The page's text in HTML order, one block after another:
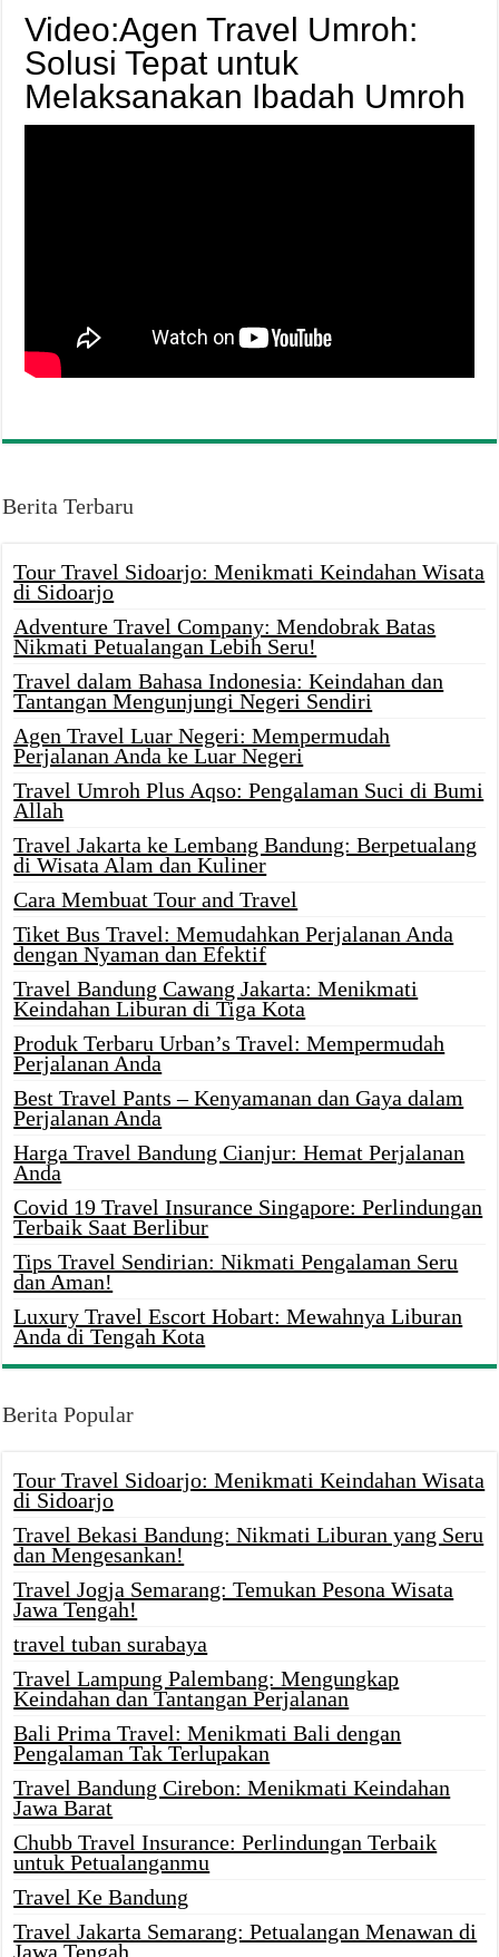
Video:Agen Travel Umroh:
Solusi Tepat untuk
Melaksanakan Ibadah Umroh
Berita Terbaru
Tour Travel Sidoarjo: Menikmati Keindahan Wisata
di Sidoarjo
Adventure Travel Company: Mendobrak Batas
Nikmati Petualangan Lebih Seru!
Travel dalam Bahasa Indonesia: Keindahan dan
Tantangan Mengunjungi Negeri Sendiri
Agen Travel Luar Negeri: Mempermudah
Perjalanan Anda ke Luar Negeri
Travel Umroh Plus Aqso: Pengalaman Suci di Bumi
Allah
Travel Jakarta ke Lembang Bandung: Berpetualang
di Wisata Alam dan Kuliner
Cara Membuat Tour and Travel
Tiket Bus Travel: Memudahkan Perjalanan Anda
dengan Nyaman dan Efektif
Travel Bandung Cawang Jakarta: Menikmati
Keindahan Liburan di Tiga Kota
Produk Terbaru Urban’s Travel: Mempermudah
Perjalanan Anda
Best Travel Pants – Kenyamanan dan Gaya dalam
Perjalanan Anda
Harga Travel Bandung Cianjur: Hemat Perjalanan
Anda
Covid 19 Travel Insurance Singapore: Perlindungan
Terbaik Saat Berlibur
Tips Travel Sendirian: Nikmati Pengalaman Seru
dan Aman!
Luxury Travel Escort Hobart: Mewahnya Liburan
Anda di Tengah Kota
Berita Popular
Tour Travel Sidoarjo: Menikmati Keindahan Wisata
di Sidoarjo
Travel Bekasi Bandung: Nikmati Liburan yang Seru
dan Mengesankan!
Travel Jogja Semarang: Temukan Pesona Wisata
Jawa Tengah!
travel tuban surabaya
Travel Lampung Palembang: Mengungkap
Keindahan dan Tantangan Perjalanan
Bali Prima Travel: Menikmati Bali dengan
Pengalaman Tak Terlupakan
Travel Bandung Cirebon: Menikmati Keindahan
Jawa Barat
Chubb Travel Insurance: Perlindungan Terbaik
untuk Petualanganmu
Travel Ke Bandung
Travel Jakarta Semarang: Petualangan Menawan di
Jawa Tengah